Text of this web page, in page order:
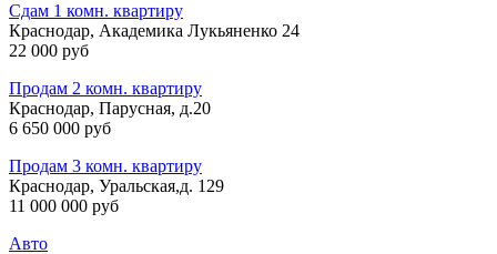
Сдам 1 комн. квартиру
Краснодар, Академика Лукьяненко 24
22 000 руб
Продам 2 комн. квартиру
Краснодар, Парусная, д.20
6 650 000 руб
Продам 3 комн. квартиру
Краснодар, Уральская,д. 129
11 000 000 руб
Авто